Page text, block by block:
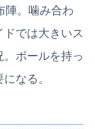
陣。噛み合わ
では大きいス
ボールを持っ
なる。